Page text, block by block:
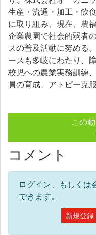
生産・流通・加工・飲
に取り組み、現在、農
企業農園で社会的弱者
スの普及活動に努める
ースも多岐にわたり、
校児への農業実務訓練
員の育成、アトピー克
この
コメント
ログイン、もしくは
できます。
新規登録